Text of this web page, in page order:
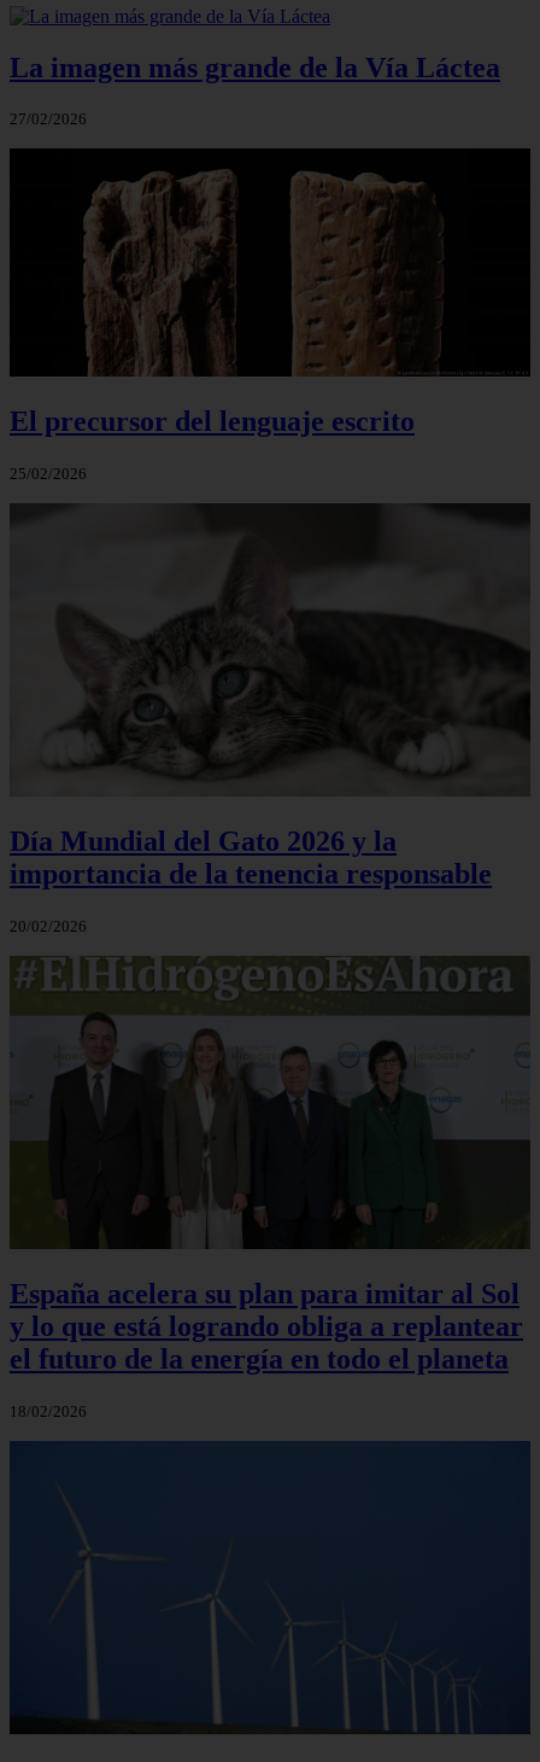
La imagen más grande de la Vía Láctea
27/02/2026
El precursor del lenguaje escrito
25/02/2026
Día Mundial del Gato 2026 y la
importancia de la tenencia responsable
20/02/2026
España acelera su plan para imitar al Sol
y lo que está logrando obliga a replantear
el futuro de la energía en todo el planeta
18/02/2026